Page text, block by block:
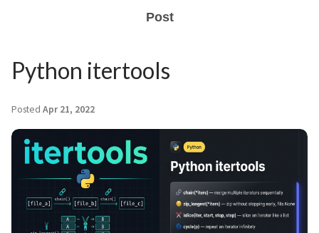
Post
Python itertools
Posted Apr 21, 2022